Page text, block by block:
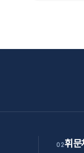
02휘문